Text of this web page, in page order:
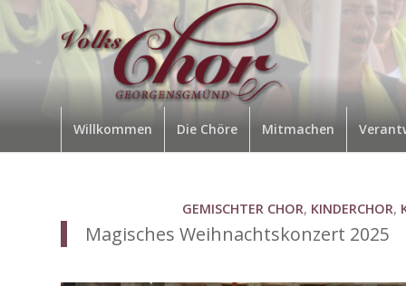
Willkommen Die Chöre Mitmachen
GEMISCHTER CHOR, KINDERCHOR,
Magisches Weihnachtskonzert 2025